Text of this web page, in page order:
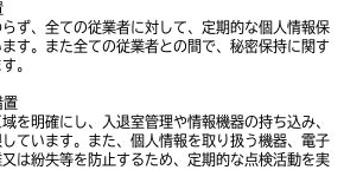
ず、全ての従業者に対して、定期的な個人情報保
す。また全ての従業者との間で、秘密保持に関す
。
置
を明確にし、入退室管理や情報機器の持ち込み、
ています。また、個人情報を取り扱う機器、電子
は紛失等を防止するため、定期的な点検活動を実